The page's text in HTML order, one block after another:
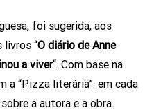
foi sugerida, aos
livros “O diário de Anne
a viver“. Com base na
a “Pizza literária”: em cada
a autora e a obra.